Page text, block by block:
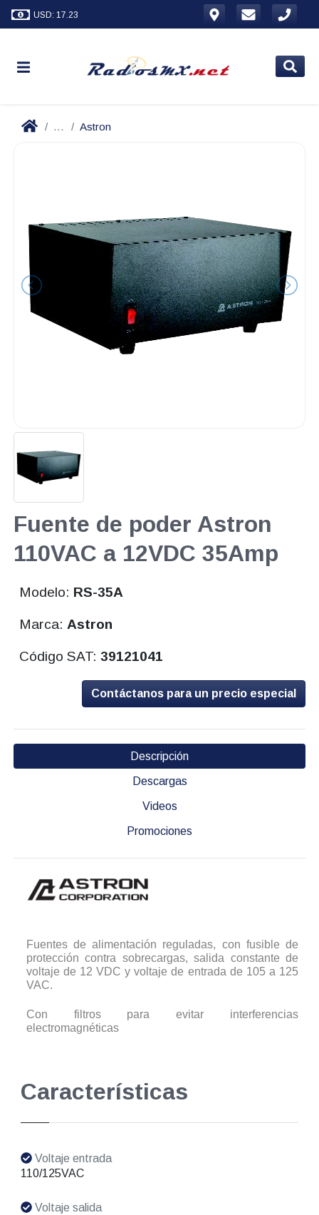
USD: 17.23
... Astron
Fuente de poder Astron
110VAC a 12VDC 35Amp
Modelo: RS-35A
Marca: Astron
Código SAT:39121041
Contáctanos para un precio especial
Descripción
Descargas
Videos
Promociones
Fuentes de alimentación reguladas, con fusible de
protección contra sobrecargas, salida constante de
voltaje de 12 VDC y voltaje de entrada de 105 a 125
VAC.
Con filtros para evitar interferencias
electromagnéticas
Características
Voltaje entrada
110/125VAC
Voltaje salida